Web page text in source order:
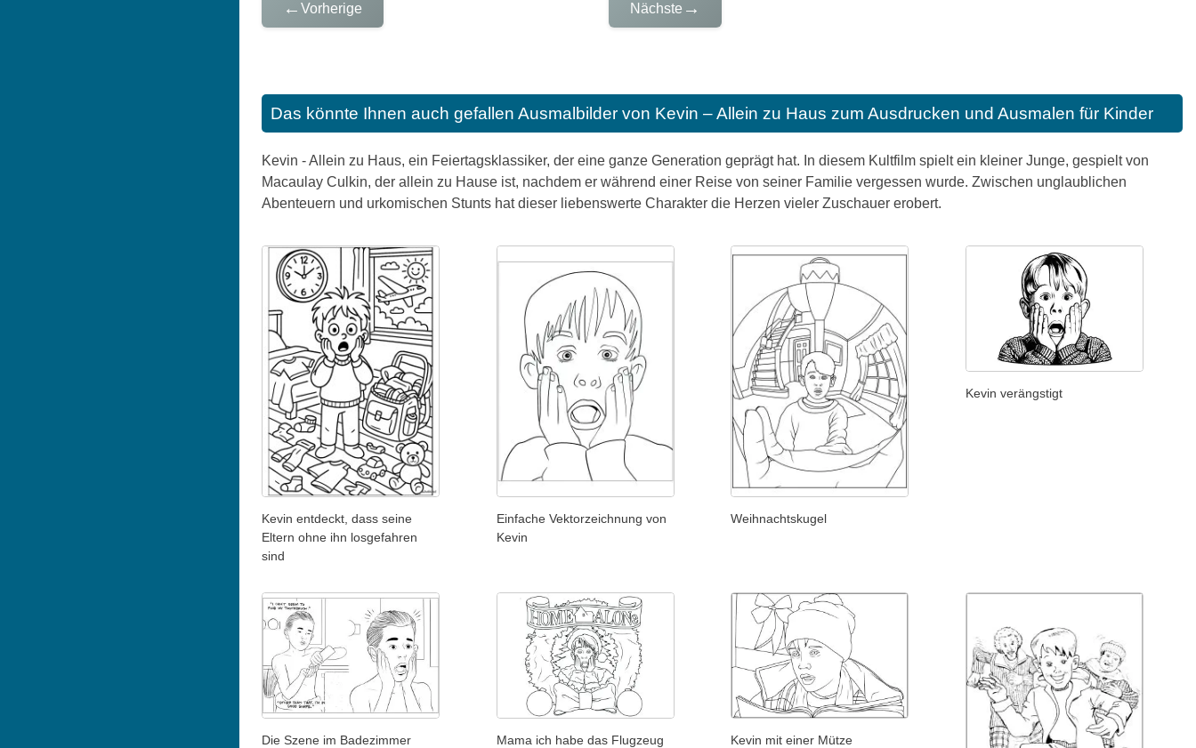
← Vorherige Nächste →
Das könnte Ihnen auch gefallen Ausmalbilder von Kevin – Allein zu Haus zum Ausdrucken und Ausmalen für Kinder
Kevin - Allein zu Haus, ein Feiertagsklassiker, der eine ganze Generation geprägt hat. In diesem Kultfilm spielt ein kleiner Junge, gespielt von
Macaulay Culkin, der allein zu Hause ist, nachdem er während einer Reise von seiner Familie vergessen wurde. Zwischen unglaublichen
Abenteuern und urkomischen Stunts hat dieser liebenswerte Charakter die Herzen vieler Zuschauer erobert.
Kevin entdeckt, dass seine
Eltern ohne ihn losgefahren
sind
Einfache Vektorzeichnung von
Kevin
Weihnachtskugel
Kevin verängstigt
Die Szene im Badezimmer
Mama ich habe das Flugzeug
Kevin mit einer Mütze